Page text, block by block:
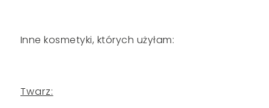
Inne kosmetyki, których użyłam:
Twarz: